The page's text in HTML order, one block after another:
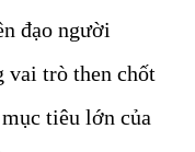
đạo người
vai trò then chốt
tiêu lớn của